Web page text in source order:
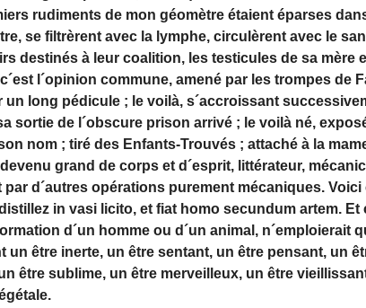
rudiments de mon géomètre étaient éparses
se filtrèrent avec la lymphe, circulèrent avec le
destinés à leur coalition, les testicules de sa mère
l´opinion commune, amené par les trompes de
long pédicule ; le voilà, s´accroissant
sortie de l´obscure prison arrivé ; le voilà né,
nom ; tiré des Enfants-Trouvés ; attaché à la
grand de corps et d´esprit, littérateur,
par d´autres opérations purement mécaniques.
in vasi licito, et fiat homo secundum artem. Et
d´un homme ou d´un animal, n´emploierait
un être inerte, un être sentant, un être pensant, un
être sublime, un être merveilleux, un être